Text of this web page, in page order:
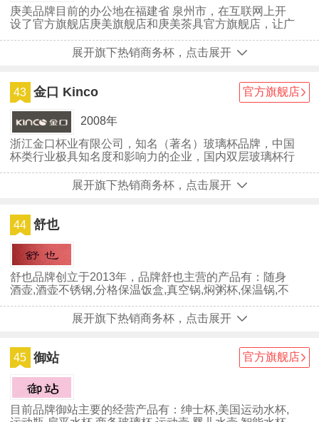
庚美品牌目前的办公地在福建省 泉州市，在互联网上开
设了官方旗舰店庚美旗舰店和庚美茶具官方旗舰店，让广
牌自创立至今，深受广大用户们的喜爱，虽然庚美已经取
得一些不错的成绩，但并没有放慢前进的步伐，仍在为成
展开旗下热销商务杯，点击展开
43 金口 Kinco 官方旗舰店
2008年
浙江金口杯业有限公司，知名（著名）玻璃杯品牌，中国
杯类行业极具知名度和影响力的企业，国内双层玻璃杯行
产、销售、服务于一体的综合性实业公司。
展开旗下热销商务杯，点击展开
44 舒也
舒也品牌创立于2013年，品牌舒也主营的产品有：随身
酒壶,酒壶不锈钢,分格保温饭盒,真空锅,焖粥杯,保温锅,不
展开旗下热销商务杯，点击展开
45 御站 官方旗舰店
目前品牌御站主要的经营产品有：绅士杯,美国运动水杯,